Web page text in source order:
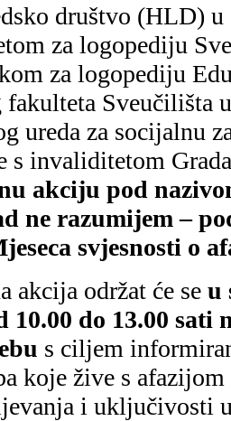
društvo (HLD)
za logopediju
za logopediju
Sveučilišta
ureda za socijalnu
s invaliditetom
akciju pod
ne razumijem –
svjesnosti o
akcija održat će se u
10.00 do 13.00 sati
s ciljem
koje žive s
i uključivosti